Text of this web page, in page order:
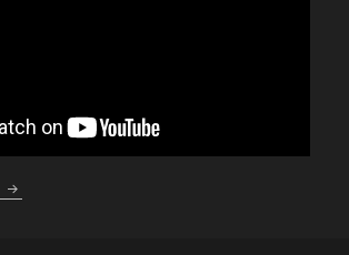
Unboxing Assassin’s Creed Shadows